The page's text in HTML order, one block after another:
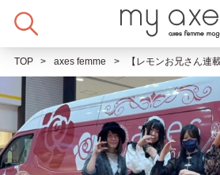
TOP axes femme 【レモンお兄さん